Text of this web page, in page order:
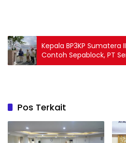
Kepala BP3KP Sumatera
Contoh Sepablock, PT
Dukung Program
Pos Terkait